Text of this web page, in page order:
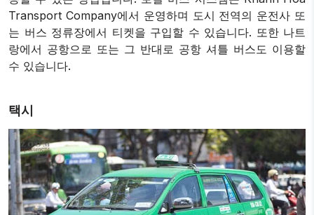
Transport Company에서 운영하며 도시 전역의 운전사 또
는 버스 정류장에서 티켓을 구입할 수 있습니다. 또한 나트
랑에서 공항으로 또는 그 반대로 공항 셔틀 버스도 이용할
수 있습니다.
택시